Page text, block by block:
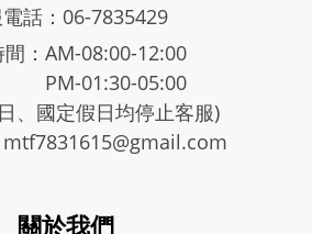
話：06-7835429
：AM-08:00-12:00
01:30-05:00
、國定假日均停止客服)
關於我們